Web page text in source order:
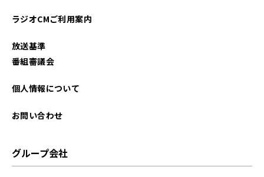
2025年07月
2025年04月
ラジオCMご利用案内
放送基準
番組審議会
個人情報について
お問い合わせ
グループ会社